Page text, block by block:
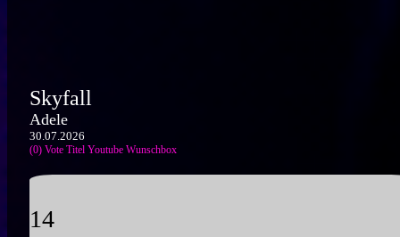
Skyfall
Adele
30.07.2026
(0) Vote Titel Youtube Wunschbox
14